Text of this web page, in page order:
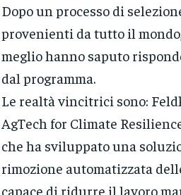
Dopo un processo di
provenienti da tutto il
meglio hanno saputo
dal programma.
Le realtà vincitrici sono:
AgTech for Climate
che ha sviluppato una
rimozione automatizzata
capace di ridurre il lavoro